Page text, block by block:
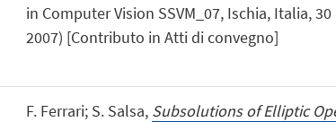
in Computer Vision SSVM_07, Ischia, Italia,
2007) [Contributo in Atti di convegno]
F. Ferrari; S. Salsa, Subsolutions of Elliptic